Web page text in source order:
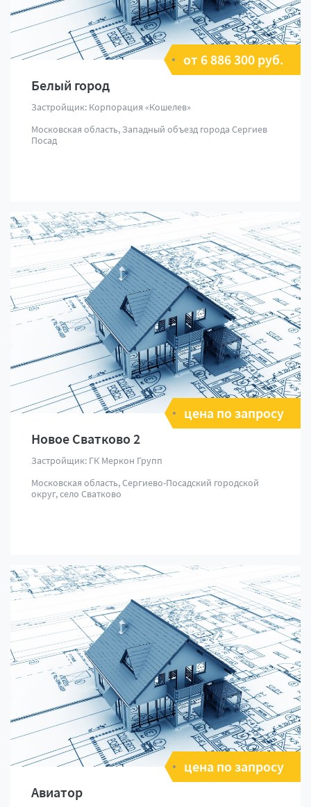
от 6 886 300 руб.
Белый город
Застройщик: Корпорация «Кошелев»
Московская область, Западный объезд города Сергиев
Посад
цена по запросу
Новое Сватково 2
Застройщик: ГК Меркон Групп
Московская область, Сергиево-Посадский городской
округ, село Сватково
цена по запросу
Авиатор